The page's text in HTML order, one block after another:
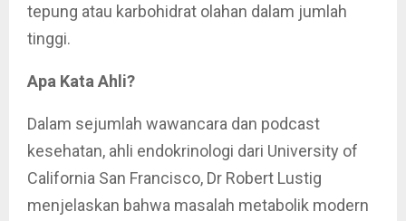
tepung atau karbohidrat olahan dalam jumlah
tinggi.
Apa Kata Ahli?
Dalam sejumlah wawancara dan podcast
kesehatan, ahli endokrinologi dari University of
California San Francisco, Dr Robert Lustig
menjelaskan bahwa masalah metabolik modern